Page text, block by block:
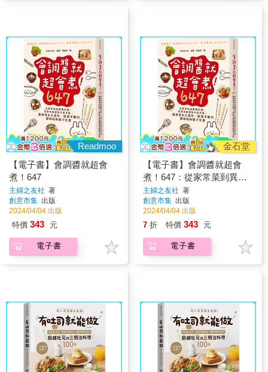
Readmoo
【電子書】會調醬就超會
煮！647
主婦之友社 著
創意市集 出版
2024/04/04 出版
特價 343 元
電子書
金石堂
【電子書】會調醬就超會
煮！647：從家常菜到異國
料理，在家也能複製大廚手
藝，最值得永久保存、經典
不敗的調味料與醬汁全書
主婦之友社 著
創意市集 出版
2024/04/04 出版
7 折 特價 343 元
電子書